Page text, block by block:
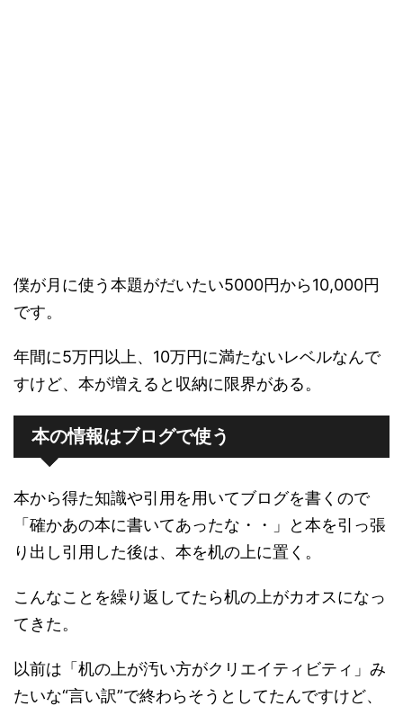
僕が月に使う本題がだいたい5000円から10,000円
です。
年間に5万円以上、10万円に満たないレベルなんで
すけど、本が増えると収納に限界がある。
本の情報はブログで使う
本から得た知識や引用を用いてブログを書くので
「確かあの本に書いてあったな・・」と本を引っ張
り出し引用した後は、本を机の上に置く。
こんなことを繰り返してたら机の上がカオスになっ
てきた。
以前は「机の上が汚い方がクリエイティビティ」み
たいな“言い訳”で終わらそうとしてたんですけど、